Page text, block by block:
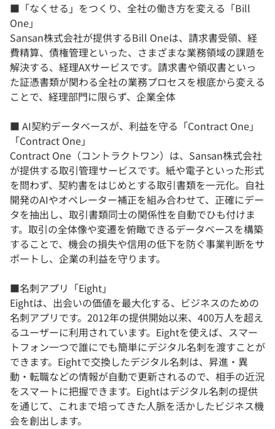
■「なくせる」をつくり、全社の働き方を変える「Bill
One」
Sansan株式会社が提供するBill Oneは、請求書受領、経
費精算、債権管理といった、さまざまな業務領域の課題を
解決する、経理AXサービスです。請求書や領収書といっ
た証憑書類が関わる全社の業務プロセスを根底から変える
ことで、経理部門に限らず、企業全体
■ AI契約データベースが、利益を守る「Contract One」
「Contract One」
Contract One（コントラクトワン）は、Sansan株式会社
が提供する取引管理サービスです。紙や電子といった形式
を問わず、契約書をはじめとする取引書類を一元化。自社
開発のAIやオペレーター補正を組み合わせて、正確にデー
タを抽出し、取引書類同士の関係性を自動でひも付けま
す。取引の全体像や変遷を俯瞰できるデータベースを構築
することで、機会の損失や信用の低下を防ぐ事業判断をサ
ポートし、企業の利益を守ります。
■名刺アプリ「Eight」
Eightは、出会いの価値を最大化する、ビジネスのための
名刺アプリです。2012年の提供開始以来、400万人を超え
るユーザーに利用されています。Eightを使えば、スマー
トフォン一つで誰にでも簡単にデジタル名刺を渡すことが
できます。Eightで交換したデジタル名刺は、昇進・異
動・転職などの情報が自動で更新されるので、相手の近況
をスマートに把握できます。Eightはデジタル名刺の提供
を通じて、これまで培ってきた人脈を活かしたビジネス機
会を創出します。